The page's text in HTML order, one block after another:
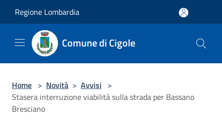
Regione Lombardia
Comune di Cigole
Home > Novità > Avvisi >
Stasera interruzione viabilità sulla strada per Bassano
Bresciano